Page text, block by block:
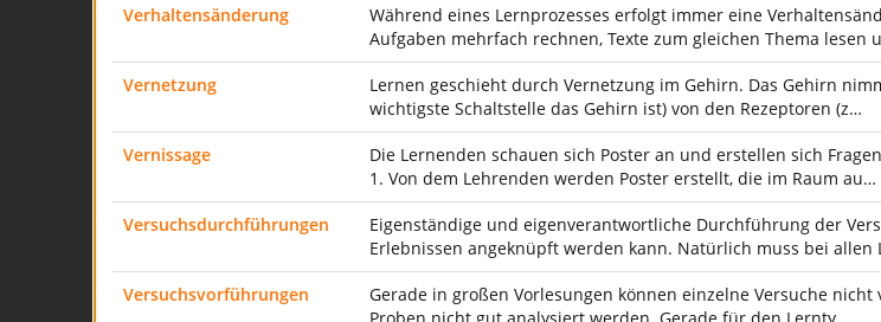
Verhaltensänderung
Während eines Lernprozesses erfolgt immer eine
Aufgaben mehrfach rechnen, Texte zum gleichen Thema lesen
Vernetzung
Lernen geschieht durch Vernetzung im Gehirn. Das Gehirn
wichtigste Schaltstelle das Gehirn ist) von den Rezeptoren (z…
Vernissage
Die Lernenden schauen sich Poster an und erstellen sich
1. Von dem Lehrenden werden Poster erstellt, die im Raum au…
Versuchsdurchführungen
Eigenständige und eigenverantwortliche Durchführung der
Erlebnissen angeknüpft werden kann. Natürlich muss bei allen
Versuchsvorführungen
Gerade in großen Vorlesungen können einzelne Versuche